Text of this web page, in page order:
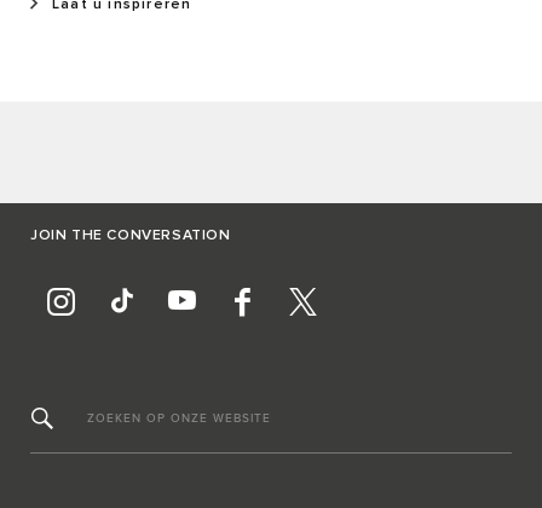
Laat u inspireren
JOIN THE CONVERSATION
ZOEKEN OP ONZE WEBSITE